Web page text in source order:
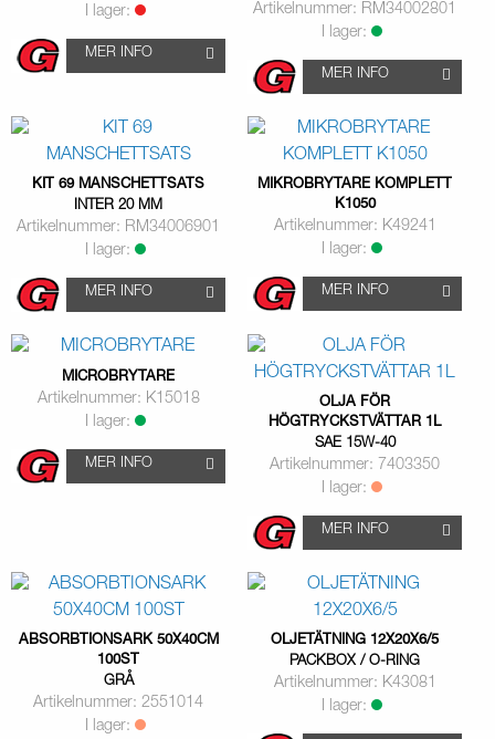
I lager:
MER INFO
Artikelnummer: RM34002801
I lager:
MER INFO
KIT 69 MANSCHETTSATS
INTER 20 MM
Artikelnummer: RM34006901
I lager:
MER INFO
MIKROBRYTARE KOMPLETT
K1050
Artikelnummer: K49241
I lager:
MER INFO
MICROBRYTARE
Artikelnummer: K15018
I lager:
MER INFO
OLJA FÖR
HÖGTRYCKSTVÄTTAR 1L
SAE 15W-40
Artikelnummer: 7403350
I lager:
MER INFO
ABSORBTIONSARK 50X40CM
100ST
GRÅ
Artikelnummer: 2551014
I lager:
OLJETÄTNING 12X20X6/5
PACKBOX / O-RING
Artikelnummer: K43081
I lager: